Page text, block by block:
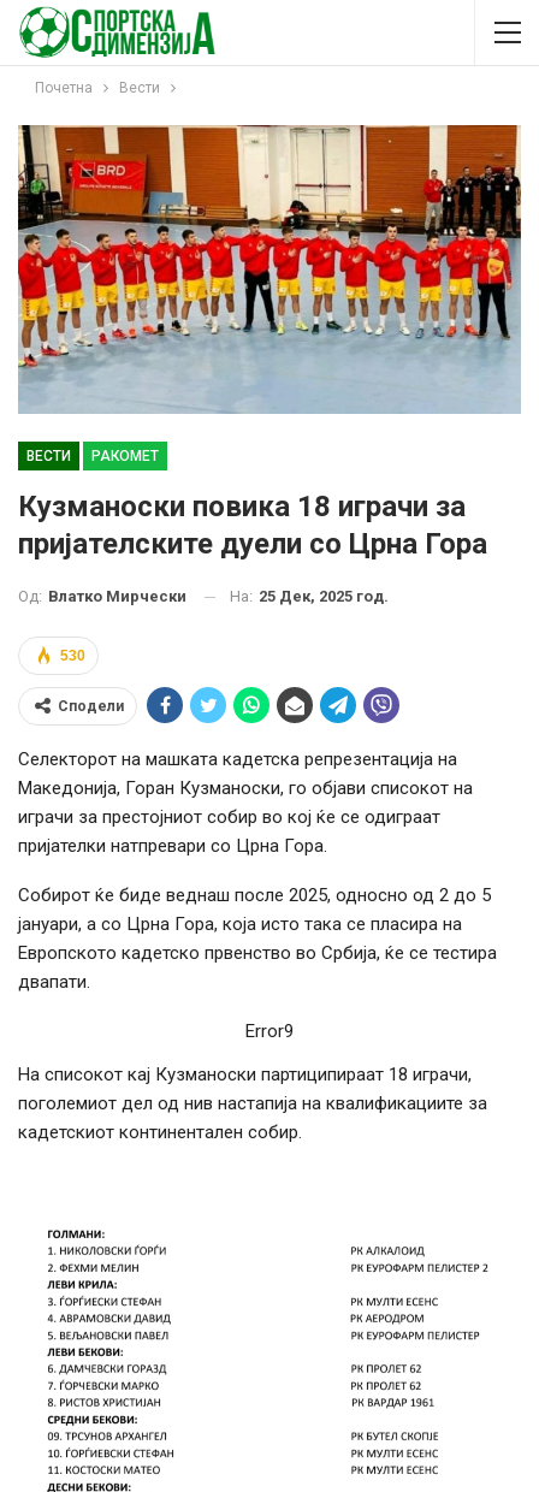
Почетна Вести
ВЕСТИ РАКОМЕТ
Кузманоски повика 18 играчи за
пријателските дуели со Црна Гора
Од: Влатко Мирчески На: 25 Дек, 2025 год.
530
Сподели
Селекторот на машката кадетска репрезентација на
Македонија, Горан Кузманоски, го објави списокот на
играчи за престојниот собир во кој ќе се одиграат
пријателки натпревари со Црна Гора.
Собирот ќе биде веднаш после 2025, односно од 2 до 5
јануари, а со Црна Гора, која исто така се пласира на
Европското кадетско првенство во Србија, ќе се тестира
двапати.
Error9
На списокот кај Кузманоски партиципираат 18 играчи,
поголемиот дел од нив настапија на квалификациите за
кадетскиот континентален собир.